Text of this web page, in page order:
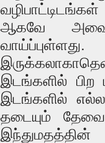
ஆகவே அவை
இடங்களில்
இடங்களில்
தடையும்